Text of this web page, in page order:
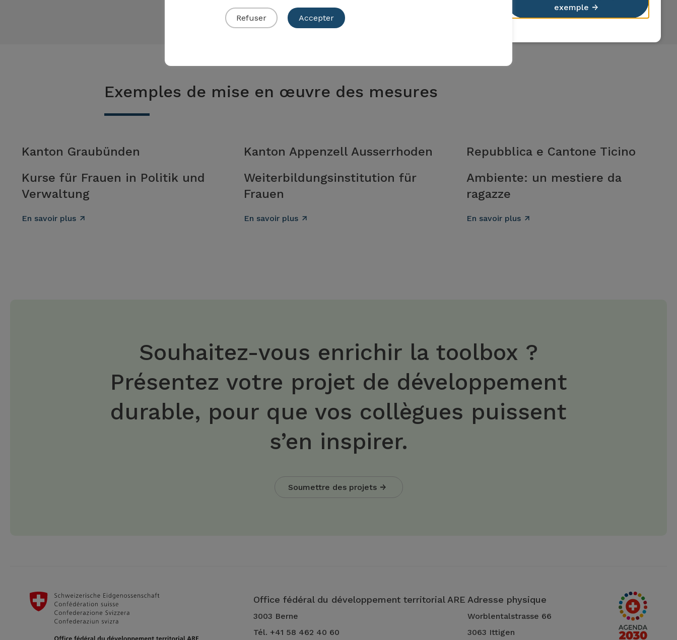
exemple
Exemples de mise en œuvre des mesures
Kanton Graubünden
Kurse für Frauen in Politik und
Verwaltung
En savoir plus
Kanton Appenzell Ausserrhoden
Weiterbildungsinstitution für
Frauen
En savoir plus
Repubblica e Cantone Ticino
Ambiente: un mestiere da
ragazze
En savoir plus
Souhaitez-vous enrichir la toolbox ?
Présentez votre projet de développement
durable, pour que vos collègues puissent
s’en inspirer.
Soumettre des projets
Office fédéral du développement territorial ARE
3003 Berne
Tél. +41 58 462 40 60
Adresse physique
Worblentalstrasse 66
3063 Ittigen
Refuser Accepter